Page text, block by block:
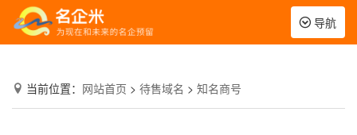
Toggle
navigation
导航
当前位置： 网站首页 > 待售域名 > 知名商号